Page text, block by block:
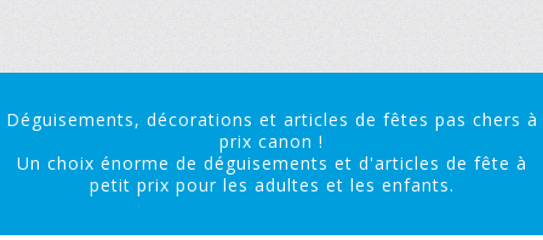
Déguisements, décorations et articles de fêtes pas chers à
prix canon !
Un choix énorme de déguisements et d'articles de fête à
petit prix pour les adultes et les enfants.